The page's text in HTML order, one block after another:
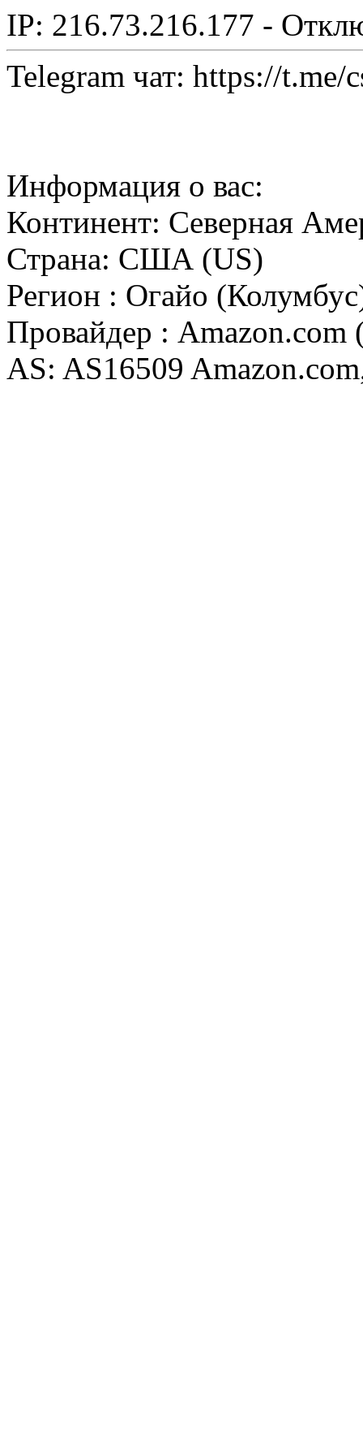
IP: 216.73.216.177 -
Telegram чат: https://t.me/
Информация о вас:
Континент: Северная
Страна: США (US)
Регион : Огайо
Провайдер :
AS: AS16509